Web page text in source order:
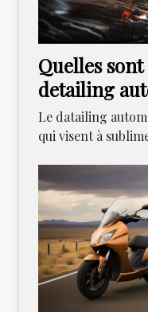
Quelles
detailing
Le datailing
qui visent à